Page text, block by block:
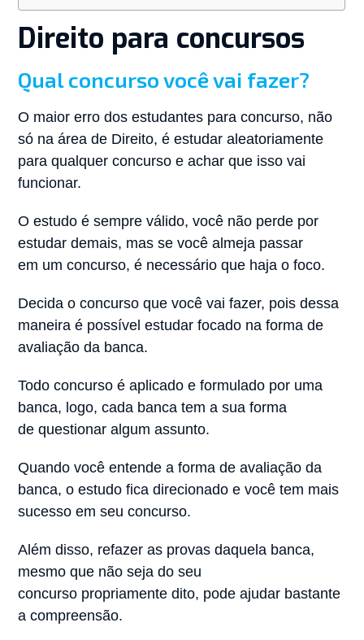
Direito para concursos
Qual concurso você vai fazer?
O maior erro dos estudantes para concurso, não
só na área de Direito, é estudar aleatoriamente
para qualquer concurso e achar que isso vai
funcionar.
O estudo é sempre válido, você não perde por
estudar demais, mas se você almeja passar
em um concurso, é necessário que haja o foco.
Decida o concurso que você vai fazer, pois dessa
maneira é possível estudar focado na forma de
avaliação da banca.
Todo concurso é aplicado e formulado por uma
banca, logo, cada banca tem a sua forma
de questionar algum assunto.
Quando você entende a forma de avaliação da
banca, o estudo fica direcionado e você tem mais
sucesso em seu concurso.
Além disso, refazer as provas daquela banca,
mesmo que não seja do seu
concurso propriamente dito, pode ajudar bastante
a compreensão.